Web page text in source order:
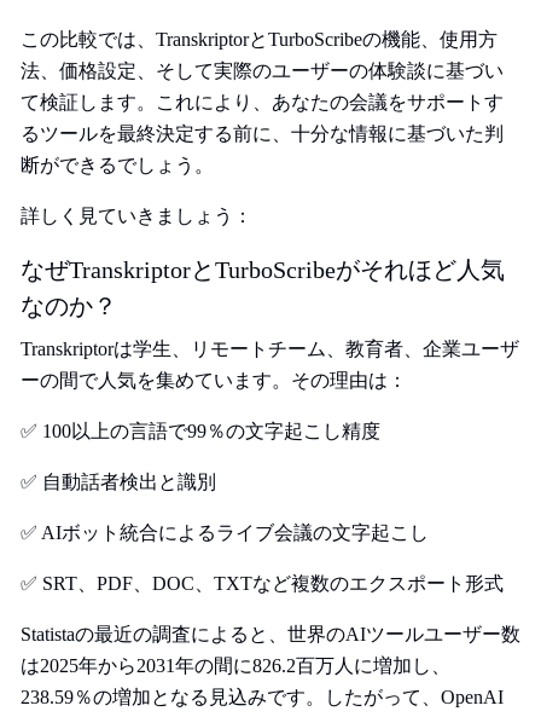
この比較では、TranskriptorとTurboScribeの機能、使用方
法、価格設定、そして実際のユーザーの体験談に基づい
て検証します。これにより、あなたの会議をサポートす
るツールを最終決定する前に、十分な情報に基づいた判
断ができるでしょう。
詳しく見ていきましょう：
なぜTranskriptorとTurboScribeがそれほど人気
なのか？
Transkriptorは学生、リモートチーム、教育者、企業ユーザ
ーの間で人気を集めています。その理由は：
✅ 100以上の言語で99％の文字起こし精度
✅ 自動話者検出と識別
✅ AIボット統合によるライブ会議の文字起こし
✅ SRT、PDF、DOC、TXTなど複数のエクスポート形式
Statistaの最近の調査によると、世界のAIツールユーザー数
は2025年から2031年の間に826.2百万人に増加し、
238.59％の増加となる見込みです。したがって、OpenAI